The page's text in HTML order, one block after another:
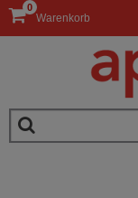
Warenkorb
0